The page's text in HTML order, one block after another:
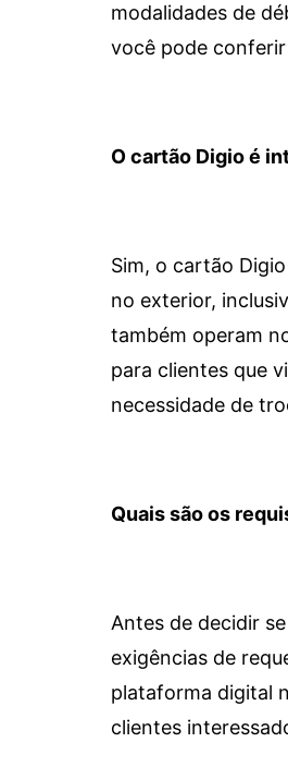
modalidades de
você pode
O cartão Digio é
Sim, o cartão
no exterior,
também operam
para clientes que
necessidade de
Quais são os
Antes de decidir
exigências de
plataforma digital
clientes